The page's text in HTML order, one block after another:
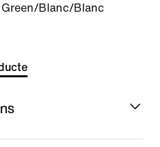
Green/Blanc/Blanc